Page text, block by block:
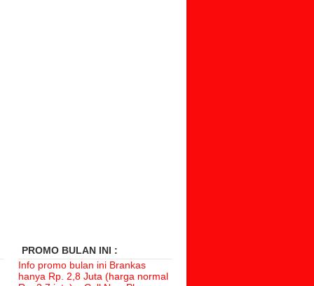
PROMO BULAN INI :
Info promo bulan ini Brankas
hanya Rp. 2,8 Juta (harga normal